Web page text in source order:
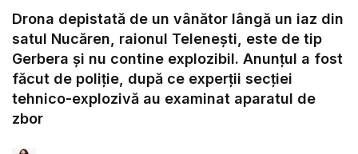
Drona depistată de un vânător lângă un iaz din
satul Nucăren, raionul Telenești, este de tip
Gerbera și nu contine explozibil. Anunțul a fost
făcut de poliție, după ce experții secției
tehnico-explozivă au examinat aparatul de
zbor